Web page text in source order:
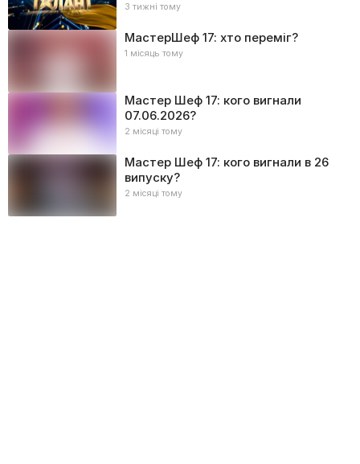
3 тижні тому
МастерШеф 17: хто переміг?
1 місяць тому
Мастер Шеф 17: кого вигнали
07.06.2026?
2 місяці тому
Мастер Шеф 17: кого вигнали в 26
випуску?
2 місяці тому